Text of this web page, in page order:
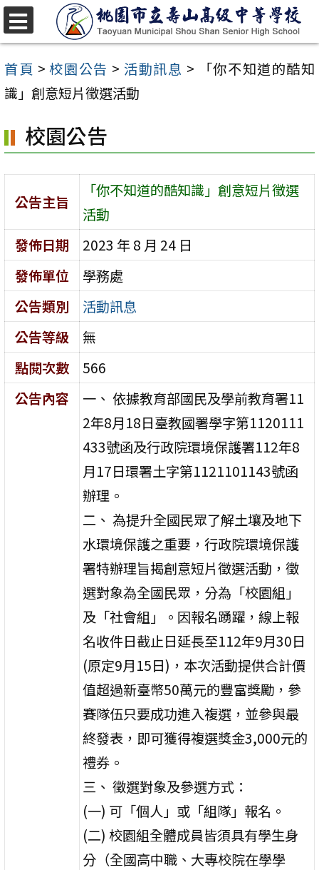
跳
至
主
要
容
區
首頁 >校園公告 > 活動訊息 >
「你不知道的酷知
識」創意短片徵選活動
校園公告
公告主旨
「你不知道的酷知識」創意短片徵選
活動
發佈日期
2023 年 8 月 24 日
發佈單位
學務處
公告類別
活動訊息
公告等級
無
點閱次數
566
公告內容
一、 依據教育部國民及學前教育署11
2年8月18日臺教國署學字第1120111
433號函及行政院環境保護署112年8
月17日環署土字第1121101143號函
辦理。
二、 為提升全國民眾了解土壤及地下
水環境保護之重要，行政院環境保護
署特辦理旨揭創意短片徵選活動，徵
選對象為全國民眾，分為「校園組」
及「社會組」。因報名踴躍，線上報
名收件日截止日延長至112年9月30日
(原定9月15日)，本次活動提供合計價
值超過新臺幣50萬元的豐富獎勵，參
賽隊伍只要成功進入複選，並參與最
終發表，即可獲得複選獎金3,000元的
禮券。
三、 徵選對象及參選方式：
(一) 可「個人」或「組隊」報名。
(二) 校園組全體成員皆須具有學生身
分（全國高中職、大專校院在學學
選
單